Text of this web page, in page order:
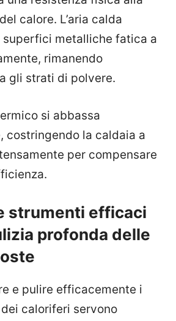
calore. L’aria calda
superfici metalliche fatica a
rimanendo
gli strati di polvere.
si abbassa
costringendo la caldaia a
per compensare
strumenti efficaci
profonda delle
e pulire efficacemente i
caloriferi servono